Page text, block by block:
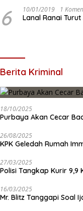
6 10/01/2019 1
Lanal Ranai
Berita Kriminal
18/10/2025
Purbaya Akan Cecar
26/08/2025
KPK Geledah Rumah
27/03/2025
Polisi Tangkap Kurir
16/03/2025
Mr. Blitz Tanggapi Soal